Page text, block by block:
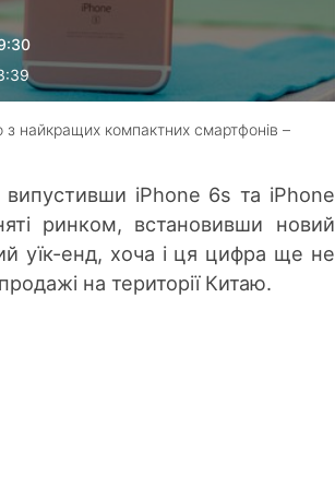
з найкращих компактних смартфонів –
випустивши iPhone 6s та iPhone
ринком, встановивши новий
уїк-енд, хоча і ця цифра ще не
на території Китаю.